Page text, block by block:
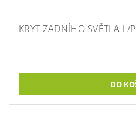
KRYT ZADNÍHO SVĚTLA L/P